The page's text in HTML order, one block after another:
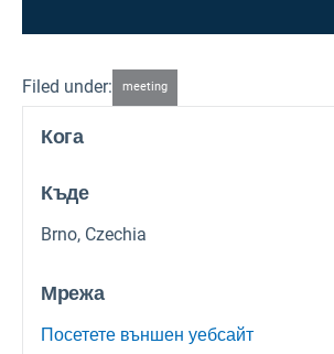
Filed under: meeting
Кога
Къде
Brno, Czechia
Мрежа
Посетете външен уебсайт